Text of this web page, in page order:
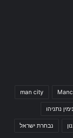
man city
נתניהו
נבחרת ישראל